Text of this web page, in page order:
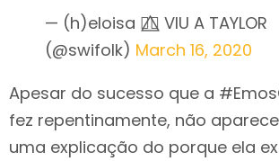
— (h)eloisa 🏳️‍🌈⃤ VIU A TAYLOR
(@swifolk) March 16, 2020
Apesar do sucesso que a
fez repentinamente, não
uma explicação do porque ela